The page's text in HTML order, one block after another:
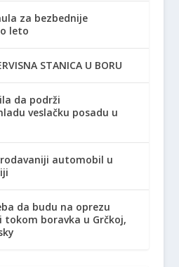
za bezbednije
leto
STANICA U BORU
da podrži
veslačku posadu u
automobil u
da budu na oprezu
boravka u Grčkoj,